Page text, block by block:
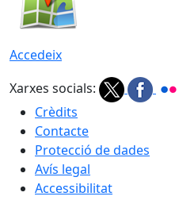
Accedeix
Xarxes socials:
Crèdits
Contacte
Protecció de dades
Avís legal
Accessibilitat